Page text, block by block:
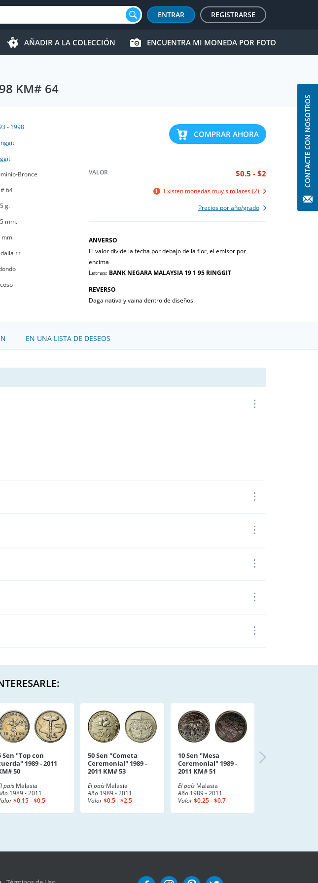
ENTRAR REGISTRARSE
AÑADIR A LA COLECCIÓN ENCUENTRA MI MONEDA POR FOTO
KM# 64
COMPRAR AHORA
VALOR $0.5 - $2
Existen monedas muy similares (2)
Precios por año/grado
ANVERSO
El valor divide la fecha por debajo de la flor, el emisor por
encima
Letras: BANK NEGARA MALAYSIA 19 1 95 RINGGIT
REVERSO
Daga nativa y vaina dentro de diseños.
- 1998
Bronce
64
g.
mm.
mm.
↑↑
EN UNA LISTA DE DESEOS
Sen "Top con
1989 - 2011
50
país Malasia
1989 - 2011
$0.15 - $0.5
50 Sen "Cometa
Ceremonial" 1989 -
2011 KM# 53
El país Malasia
Año 1989 - 2011
Valor$0.5 - $2.5
10 Sen "Mesa
Ceremonial" 1989 -
2011 KM# 51
El país Malasia
Año 1989 - 2011
Valor$0.25 - $0.7
CONTACTE CON NOSOTROS